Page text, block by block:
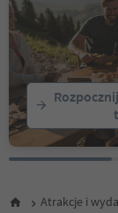
Atrakcje i